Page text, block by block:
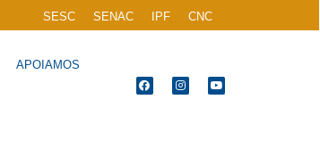
SESC SENAC IPF CNC
APOIAMOS